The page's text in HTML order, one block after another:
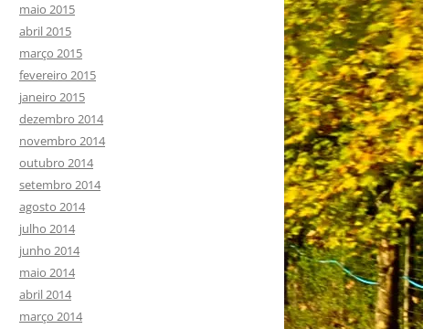
maio 2015
abril 2015
março 2015
fevereiro 2015
janeiro 2015
dezembro 2014
novembro 2014
outubro 2014
setembro 2014
agosto 2014
julho 2014
junho 2014
maio 2014
abril 2014
março 2014